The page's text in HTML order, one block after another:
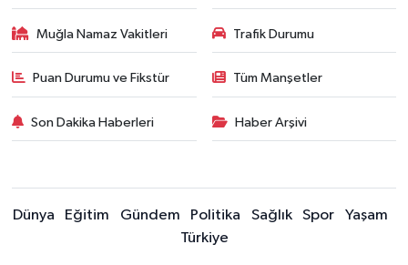
Muğla Namaz Vakitleri Trafik Durumu
Puan Durumu ve Fikstür Tüm Manşetler
Son Dakika Haberleri Haber Arşivi
Dünya Eğitim Gündem Politika Sağlık Spor
Yaşam
Türkiye